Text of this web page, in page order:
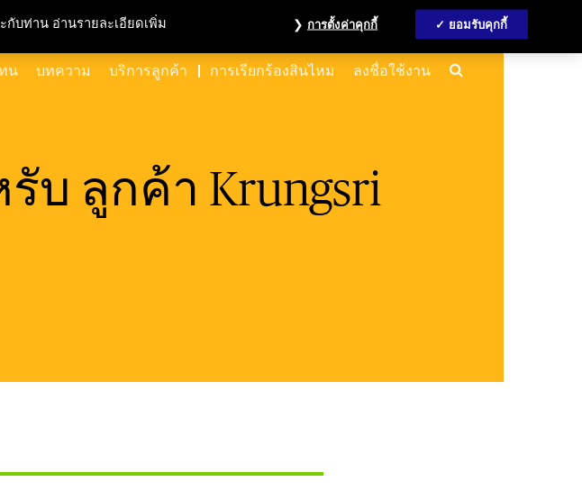
สนใจร่วมงาน ศูนย์สื่อมวลชน ติดต่อเรา
น บทความ บริการลูกค้า การเรียกร้องสินไหม ลงชื่อใช้งาน Search
บ ลูกค้า Krungsri
กับท่าน อ่านรายละเอียดเพิ่ม
การตั้งค่าคุกกี้ ยอมรับคุกกี้